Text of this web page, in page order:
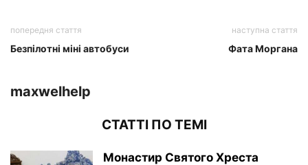
попередня стаття
Безпілотні міні автобуси
наступна стаття
Фата Моргана
maxwelhelp
СТАТТІ ПО ТЕМІ
Монастир Святого Хреста